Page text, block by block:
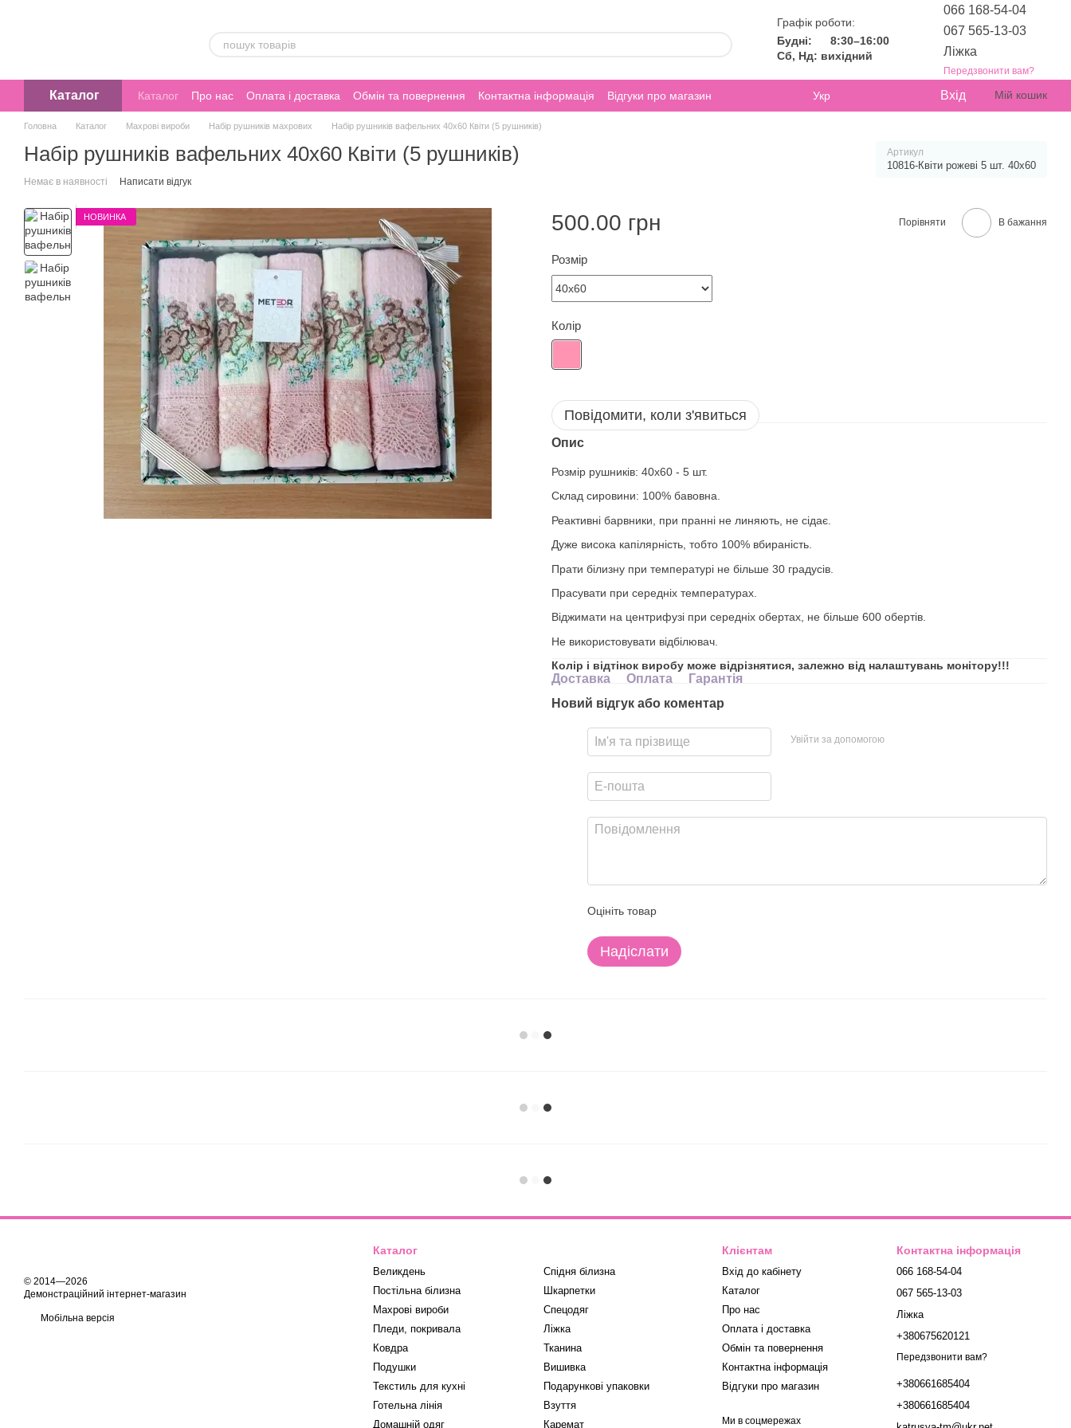
Графік роботи:
Будні:
8:30–16:00
Сб, Нд: вихідний
066 168-54-04
067 565-13-03
Ліжка
Передзвонити вам?
Каталог Каталог Про нас Оплата і доставка Обмін та повернення Контактна інформація Відгуки про магазин Укр Вхід Мій кошик
Головна Каталог Махрові вироби Набір рушників махрових Набір рушників вафельних 40х60 Квіти (5 рушників)
Набір рушників вафельних 40х60 Квіти (5 рушників) Артикул
10816-Квіти рожеві 5 шт. 40х60
Немає в наявності Написати відгук
НОВИНКА 500.00 грн Порівняти В бажання
Розмір
Колір
Повідомити, коли з'явиться
Опис
Розмір рушників: 40х60 - 5 шт.
Склад сировини: 100% бавовна.
Реактивні барвники, при пранні не линяють, не сідає.
Дуже висока капілярність, тобто 100% вбираність.
Прати білизну при температурі не більше 30 градусів.
Прасувати при середніх температурах.
Віджимати на центрифузі при середніх обертах, не більше 600 обертів.
Не використовувати відбілювач.
Колір і відтінок виробу може відрізнятися, залежно від налаштувань монітору!!!
Доставка Оплата
Гарантія
Новий відгук або коментар
Увійти за допомогою
Оцініть товар
Надіслати
© 2014—2026
Демонстраційний інтернет-магазин
Мобільна версія
Каталог
Великдень
Постільна білизна
Махрові вироби
Пледи, покривала
Ковдра
Подушки
Текстиль для кухні
Готельна лінія
Домашній одяг
Спідня білизна
Шкарпетки
Спецодяг
Ліжка
Тканина
Вишивка
Подарункові упаковки
Взуття
Каремат
Клієнтам
Вхід до кабінету
Каталог
Про нас
Оплата і доставка
Обмін та повернення
Контактна інформація
Відгуки про магазин
Ми в соцмережах
Контактна інформація
066 168-54-04
067 565-13-03
Ліжка
+380675620121
Передзвонити вам?
+380661685404
+380661685404